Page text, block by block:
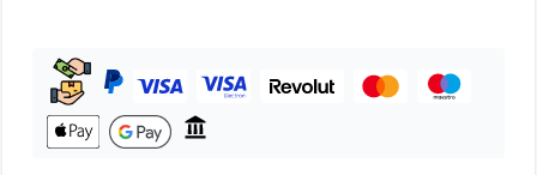
un tip de
cookie -uri
făcând clic
pe butonul